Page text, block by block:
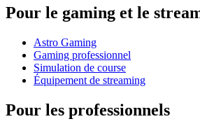
Pour le gaming et le
Astro Gaming
Gaming professionnel
Simulation de course
Équipement de streaming
Pour les professionnels